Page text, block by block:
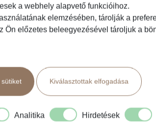
Programtípus
1 napos utak
Egzotikus út
Fesztiválok
Golfút
Gyalogtúra
Hajóút
a webhely alapvető funkcióihoz.
elemzésében, tárolják a
Ön előzetes beleegyezésével tároljuk a
Kiválasztottak elfogadása
Analitika Hirdetések